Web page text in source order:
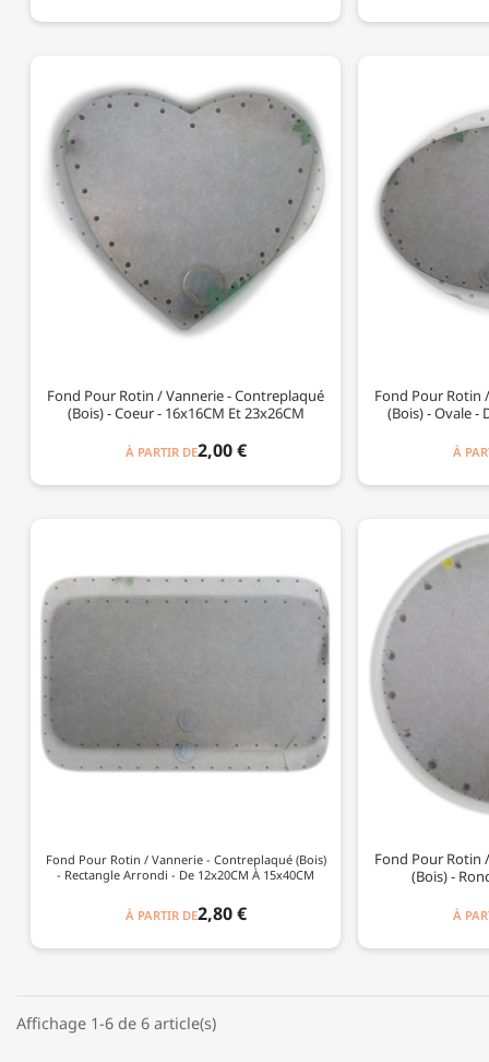
Fond Pour Rotin / Vannerie - Contreplaqué
(Bois) - Coeur - 16x16CM Et 23x26CM
À PARTIR DE2,00 €
Fond Pour Rotin
(Bois) - Ovale -
À
Fond Pour Rotin / Vannerie - Contreplaqué (Bois)
- Rectangle Arrondi - De 12x20CM À 15x40CM
À PARTIR DE2,80 €
Fond Pour Rotin
(Bois) -
À
Affichage 1-6 de 6 article(s)